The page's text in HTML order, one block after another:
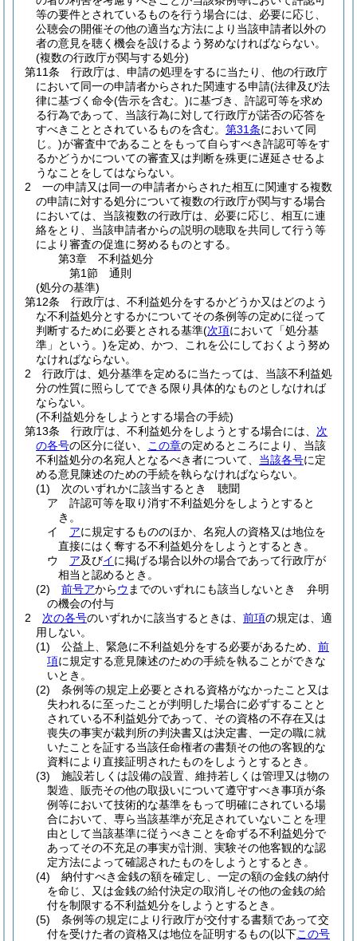
等の要件とされているものを行う場合には、必要に応じ、
公聴会の開催その他の適当な方法により当該申請者以外の
者の意見を聴く機会を設けるよう努めなければならない。
(複数の行政庁が関与する処分)
第11条
行政庁は、申請の処理をするに当たり、他の行政庁
において同一の申請者からされた関連する申請(法律及び法
律に基づく命令(告示を含む。)に基づき、許認可等を求め
る行為であって、当該行為に対して行政庁が諾否の応答を
すべきこととされているものを含む。 第31条において同
じ。)が審査中であることをもって自らすべき許認可等をす
るかどうかについての審査又は判断を殊更に遅延させるよ
うなことをしてはならない。
2
一の申請又は同一の申請者からされた相互に関連する複数
の申請に対する処分について複数の行政庁が関与する場合
においては、当該複数の行政庁は、必要に応じ、相互に連
絡をとり、当該申請者からの説明の聴取を共同して行う等
により審査の促進に努めるものとする。
第3章
不利益処分
第1節
通則
(処分の基準)
第12条
行政庁は、不利益処分をするかどうか又はどのよう
な不利益処分とするかについてその条例等の定めに従って
判断するために必要とされる基準(次項において「処分基
準」という。)を定め、かつ、これを公にしておくよう努め
なければならない。
2
行政庁は、処分基準を定めるに当たっては、当該不利益処
分の性質に照らしてできる限り具体的なものとしなければ
ならない。
(不利益処分をしようとする場合の手続)
第13条
行政庁は、不利益処分をしようとする場合には、 次
の各号の区分に従い、 この章の定めるところにより、当該
不利益処分の名宛人となるべき者について、 当該各号に定
める意見陳述のための手続を執らなければならない。
(1)
次のいずれかに該当するとき 聴聞
ア
許認可等を取り消す不利益処分をしようとすると
き。
イ
アに規定するもののほか、名宛人の資格又は地位を
直接にはく奪する不利益処分をしようとするとき。
ウ
ア及びイに掲げる場合以外の場合であって行政庁が
相当と認めるとき。
(2)
前号アからウ までのいずれにも該当しないとき 弁明
の機会の付与
2
次の各号のいずれかに該当するときは、 前項の規定は、適
用しない。
(1)
公益上、緊急に不利益処分をする必要があるため、 前
項に規定する意見陳述のための手続を執ることができな
いとき。
(2)
条例等の規定上必要とされる資格がなかったこと又は
失われるに至ったことが判明した場合に必ずすることと
されている不利益処分であって、その資格の不存在又は
喪失の事実が裁判所の判決書又は決定書、一定の職に就
いたことを証する当該任命権者の書類その他の客観的な
資料により直接証明されたものをしようとするとき。
(3)
施設若しくは設備の設置、維持若しくは管理又は物の
製造、販売その他の取扱いについて遵守すべき事項が条
例等において技術的な基準をもって明確にされている場
合において、専ら当該基準が充足されていないことを理
由として当該基準に従うべきことを命ずる不利益処分で
あってその不充足の事実が計測、実験その他客観的な認
定方法によって確認されたものをしようとするとき。
(4)
納付すべき金銭の額を確定し、一定の額の金銭の納付
を命じ、又は金銭の給付決定の取消しその他の金銭の給
付を制限する不利益処分をしようとするとき。
(5)
条例等の規定により行政庁が交付する書類であって交
付を受けた者の資格又は地位を証明するもの(以下この号